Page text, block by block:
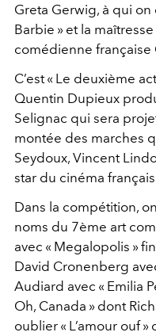
Greta Gerwig, à qui
Barbie » et la
comédienne française
C’est « Le deuxième
Quentin Dupieux
Selignac qui sera
montée des marches
Seydoux, Vincent
star du cinéma
Dans la compétition,
noms du 7ème art
avec « Megalopolis »
David Cronenberg
Audiard avec « Emilia
Oh, Canada » dont
oublier « L’amour ouf